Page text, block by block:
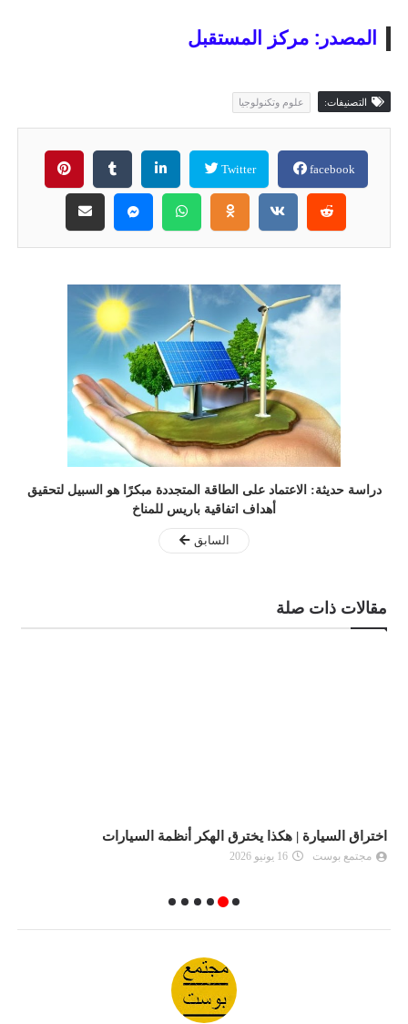
المصدر: مركز المستقبل
التصنيفات: علوم وتكنولوجيا
facebook
Twitter
دراسة حديثة: الاعتماد على الطاقة المتجددة مبكرًا هو السبيل لتحقيق
أهداف اتفاقية باريس للمناخ
السابق
مقالات ذات صلة
اختراق السيارة | هكذا يخترق الهكر أنظمة السيارات
مجتمع بوست 16 يونيو 2026